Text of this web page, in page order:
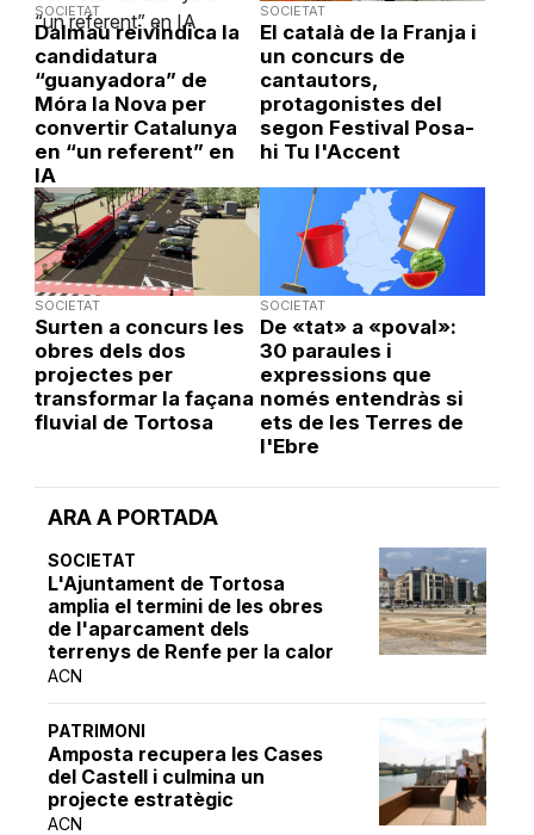
ARA A PORTADA
SOCIETAT
L'Ajuntament de Tortosa
amplia el termini de les obres
de l'aparcament dels
terrenys de Renfe per la calor
ACN
PATRIMONI
Amposta recupera les Cases
del Castell i culmina un
projecte estratègic
ACN
SOCIETAT
Dalmau reivindica la
candidatura
“guanyadora” de
Móra la Nova per
convertir Catalunya
en “un referent” en
IA
SOCIETAT
El català de la Franja i
un concurs de
cantautors,
protagonistes del
segon Festival Posa-
hi Tu l'Accent
SOCIETAT
Surten a concurs les
obres dels dos
projectes per
transformar la façana
fluvial de Tortosa
SOCIETAT
De «tat» a «poval»:
30 paraules i
expressions que
només entendràs si
ets de les Terres de
l'Ebre